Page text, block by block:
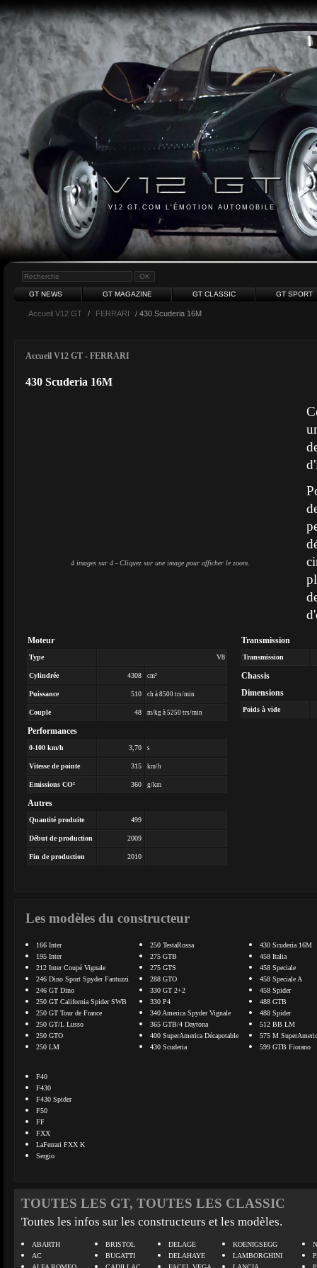
V12 GT.COM L'ÉMOTION AUTOMOBILE
GT NEWS GT MAGAZINE GT CLASSIC GT SPORT
Accueil V12 GT / FERRARI / 430 Scuderia 16M
Accueil V12 GT - FERRARI
430 Scuderia 16M
4 images sur 4 - Cliquez sur une image pour afficher le zoom.
Moteur
Type V8
Cylindrée 4308 cm³
Puissance 510 ch à 8500 trs/min
Couple 48 m/kg à 5250 trs/min
Performances
0-100 km/h 3,70 s
Vitesse de pointe 315 km/h
Emissions CO² 360 g/km
Autres
Quantité produite 499
Début de production 2009
Fin de production 2010
Transmission
Transmission
Chassis
Dimensions
Poids à vide
Les modèles du constructeur
166 Inter
195 Inter
212 Inter Coupé Vignale
246 Dino Sport Spyder Fantuzzi
246 GT Dino
250 GT California Spider SWB
250 GT Tour de France
250 GT/L Lusso
250 GTO
250 LM
250 TestaRossa
275 GTB
275 GTS
288 GTO
330 GT 2+2
330 P4
340 America Spyder Vignale
365 GTB/4 Daytona
400 SuperAmerica Décapotable
430 Scuderia
430 Scuderia 16M
458 Italia
458 Speciale
458 Speciale A
458 Spider
488 GTB
488 Spider
512 BB LM
575 M
599 GTB Fiorano
F40
F430
F430 Spider
F50
FF
FXX
LaFerrari FXX K
Sergio
TOUTES LES GT, TOUTES LES CLASSIC
Toutes les infos sur les constructeurs et les modèles.
ABARTH
AC
BRISTOL
BUGATTI
DELAGE
DELAHAYE
KOENIGSEGG
LAMBORGHINI